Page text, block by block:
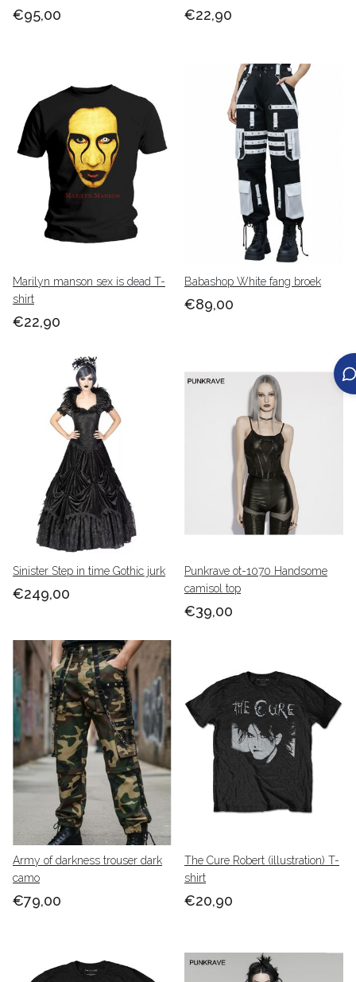
€95,00 €22,90
Marilyn manson sex is dead T-
shirt
€22,90
Babashop White fang broek
€89,00
Sinister Step in time Gothic jurk
€249,00
Punkrave ot-1070 Handsome
camisol top
€39,00
Army of darkness trouser dark
camo
€79,00
The Cure Robert (illustration) T-
shirt
€20,90